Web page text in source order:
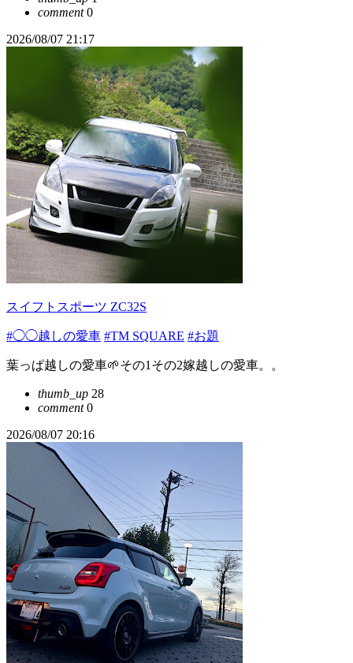
comment0
2026/08/07 21:17
スイフトスポーツ ZC32S
#◯◯越しの愛車 #TM SQUARE #お題
葉っぱ越しの愛車🌱その1その2嫁越しの愛車。。
thumb_up 28
comment0
2026/08/07 20:16